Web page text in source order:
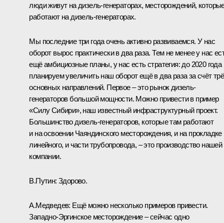
люди живут на дизель-генераторах, месторождений,
работают на дизель-генераторах.
Мы последние три года очень активно развиваемся. У нас
оборот вырос практически в два раза. Тем не менее у нас
ещё амбициозные планы, у нас есть стратегия: до 2020
планируем увеличить наш оборот ещё в два раза за счёт
основных направлений. Первое – это рынок дизель-
генераторов большой мощности. Можно привести в пример
«Силу Сибири», наш известный инфраструктурный проект.
Большинство дизель-генераторов, которые там работают
и на освоении Чаяндинского месторождения, и на прокладке
линейного, и части трубопровода, – это производство нашей
компании.
В.Путин: Здорово.
А.Медведев: Ещё можно несколько примеров привести.
Западно-Эргинское месторождение – сейчас одно